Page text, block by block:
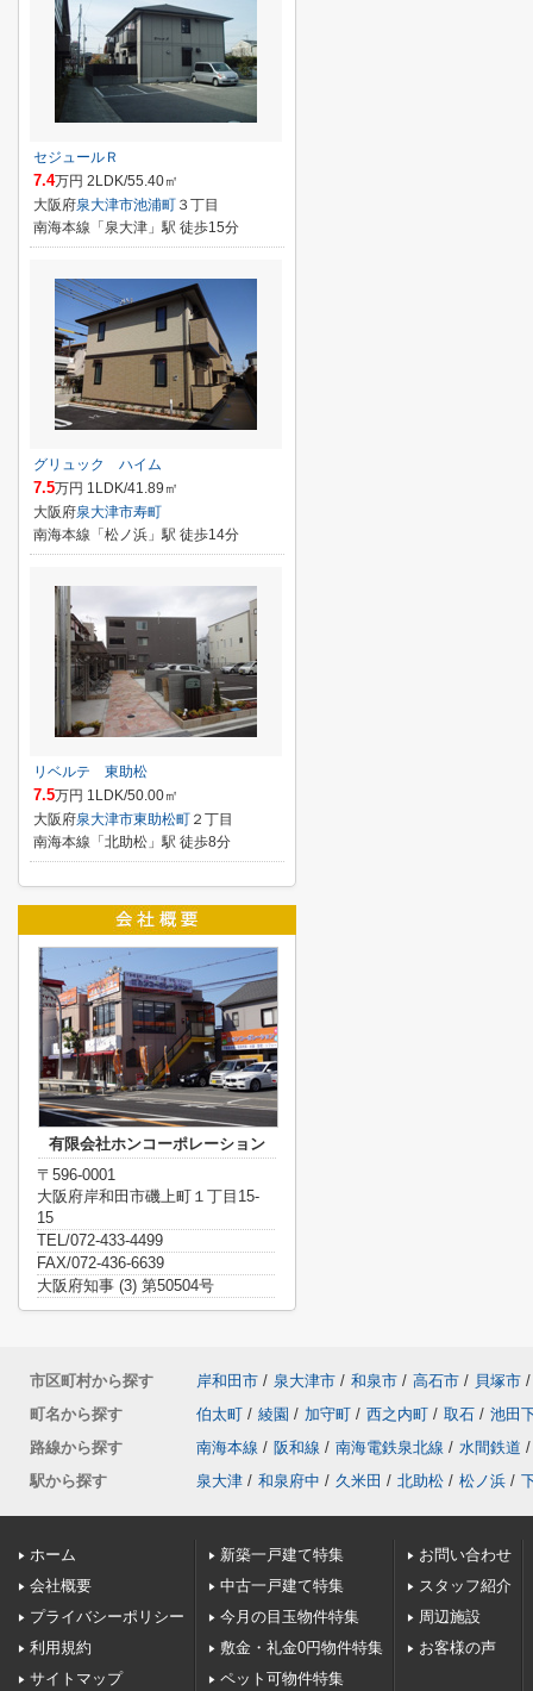
セジュールＲ
7.4万円 2LDK/55.40㎡
大阪府泉大津市池浦町 ３丁目
南海本線「泉大津」駅 徒歩15分
グリュック ハイム
7.5万円 1LDK/41.89㎡
大阪府泉大津市寿町
南海本線「松ノ浜」駅 徒歩14分
リベルテ 東助松
7.5万円 1LDK/50.00㎡
大阪府泉大津市東助松町 ２丁目
南海本線「北助松」駅 徒歩8分
有限会社ホンコーポレーション
〒596-0001
大阪府岸和田市磯上町１丁目15-
15
TEL/072-433-4499
FAX/072-436-6639
大阪府知事 (3) 第50504号
市区町村から探す 岸和田市 / 泉大津市 / 和泉市 / 高石市 / 貝塚市 /
町名から探す
伯太町 / 綾園 / 加守町 / 西之内町 / 取石 / 池田
路線から探す
南海本線 / 阪和線 / 南海電鉄泉北線 / 水間鉄道 /
駅から探す
泉大津 / 和泉府中 / 久米田 / 北助松 / 松ノ浜 /
ホーム
会社概要
プライバシーポリシー
利用規約
サイトマップ
新築一戸建て特集
中古一戸建て特集
今月の目玉物件特集
敷金・礼金0円物件特集
ペット可物件特集
お問い合わせ
スタッフ紹介
周辺施設
お客様の声